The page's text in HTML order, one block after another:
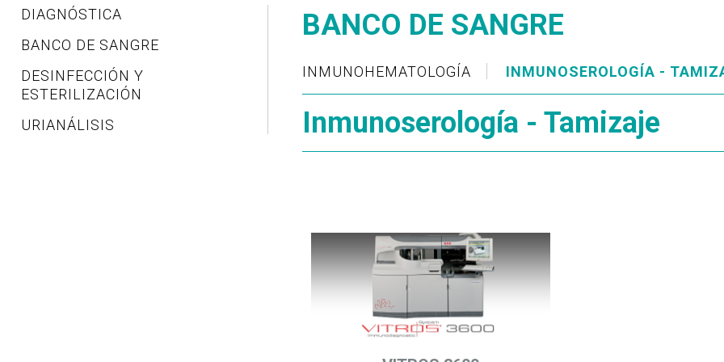
DIAGNÓSTICA
BANCO DE SANGRE
DESINFECCIÓN Y
ESTERILIZACIÓN
URIANÁLISIS
BANCO DE SANGRE
INMUNOHEMATOLOGÍA INMUNOSEROLOGÍA -
Inmunoserología - Tamizaje